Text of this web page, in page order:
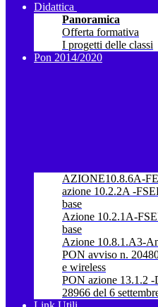
Didattica
Panoramica
Offerta formativa
I progetti delle classi
Pon 2014/2020
AZIONE10.8.6A-
azione 10.2.2A -
base
Azione 10.2.1A-
base
Azione 10.8.1.A3-
PON avviso n.
e wireless
PON azione 13.1.2
28966 del 6